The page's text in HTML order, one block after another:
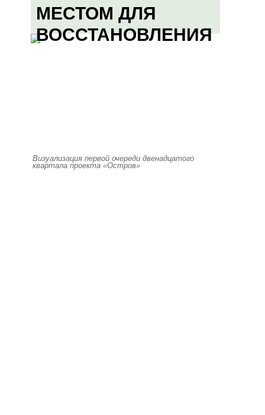
МЕСТОМ ДЛЯ
ВОССТАНОВЛЕНИЯ
Визуализация первой очереди двенадцатого
квартала проекта «Остров»